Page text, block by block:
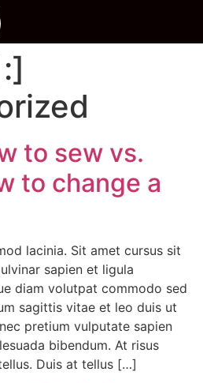
to sew vs.
to change a
lacinia. Sit amet cursus sit
sapien et ligula
diam volutpat commodo sed
sagittis vitae et leo duis ut
pretium vulputate sapien
bibendum. At risus
Duis at tellus […]